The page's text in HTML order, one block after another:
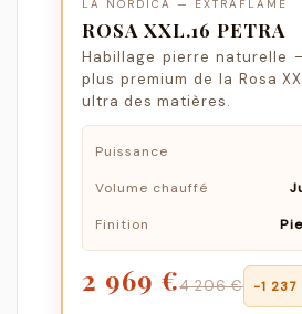
LA NORDICA — EXTRAFLAME
ROSA XXL.16 PETRA
Habillage pierre naturelle
plus premium de la Rosa
ultra des matières.
Puissance
Volume chauffé
Finition
2 969 €4 206 € −1 237